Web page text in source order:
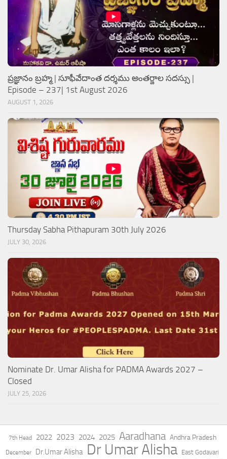
ప్రజ్ఞానం బ్రహ్మ | సూఫీవేదాంత దర్శము అంతర్జాల సదస్సు |
Episode – 237| 1st August 2026
AUGUST 1, 2026
Thursday Sabha Pithapuram 30th July 2026
JULY 30, 2026
Nominate Dr. Umar Alisha for PADMA Awards 2027 –
Closed
JULY 25, 2026
7th Head 2022 2023 2024 2025 Aaradhana Andhra Pradesh
December Dr.Umar Alisha Dr Umar Alisha East Godavari